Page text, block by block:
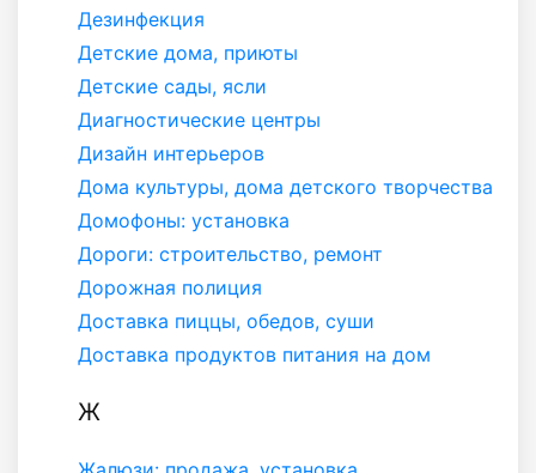
Дезинфекция
Детские дома, приюты
Детские сады, ясли
Диагностические центры
Дизайн интерьеров
Дома культуры, дома детского творчества
Домофоны: установка
Дороги: строительство, ремонт
Дорожная полиция
Доставка пиццы, обедов, суши
Доставка продуктов питания на дом
Ж